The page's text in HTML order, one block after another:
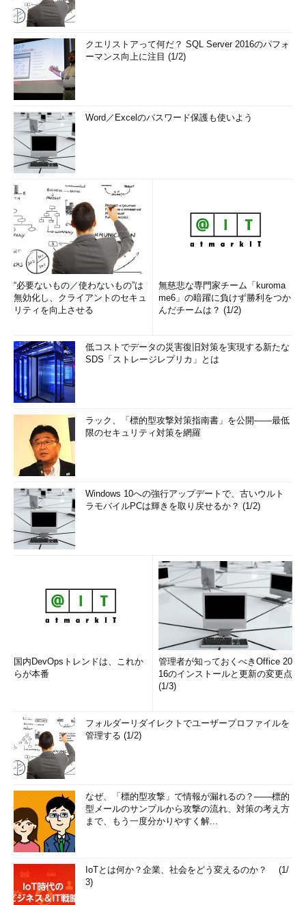
クエリストアって何だ？ SQL Server 2016のパフォ
ーマンス向上に注目 (1/2)
Word／Excelのパスワード保護も使いよう
“必要ないもの／使わないもの”は
無効化し、クライアントのセキュ
リティを向上させる
無慈悲な専門家チーム「kuroma
me6」の暗躍に負けず勝利をつか
んだチームは？ (1/2)
低コストでデータの災害復旧対策を実現する新たな
SDS「ストレージレプリカ」とは
ラック、「標的型攻撃対策指南書」を公開――最低
限のセキュリティ対策を網羅
Windows 10への強行アップデートで、古いウルト
ラモバイルPCは輝きを取り戻せるか？ (1/2)
国内DevOpsトレンドは、これか
らが本番
管理者が知っておくべきOffice 20
16のインストールと更新の変更点
(1/3)
フォルダーリダイレクトでユーザープロファイルを
管理する (1/2)
なぜ、「標的型攻撃」で情報が漏れるの？――標的
型メールのサンプルから攻撃の流れ、対策の考え方
まで、もう一度分かりやすく解...
IoTとは何か？企業、社会をどう変えるのか？ (1/
3)